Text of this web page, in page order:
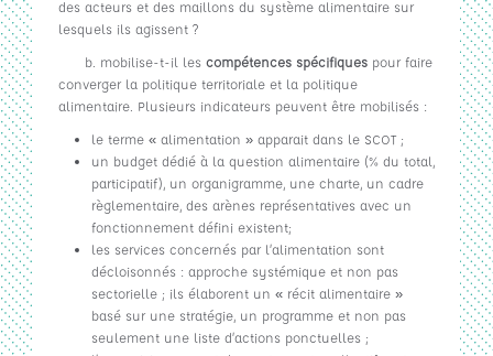
des acteurs et des maillons du système alimentaire sur
lesquels ils agissent ?
b. mobilise-t-il les compétences spécifiques pour faire
converger la politique territoriale et la politique
alimentaire. Plusieurs indicateurs peuvent être mobilisés :
le terme « alimentation » apparait dans le SCOT ;
un budget dédié à la question alimentaire (% du total,
participatif), un organigramme, une charte, un cadre
règlementaire, des arènes représentatives avec un
fonctionnement défini existent;
les services concernés par l’alimentation sont
décloisonnés : approche systémique et non pas
sectorielle ; ils élaborent un « récit alimentaire »
basé sur une stratégie, un programme et non pas
seulement une liste d’actions ponctuelles ;